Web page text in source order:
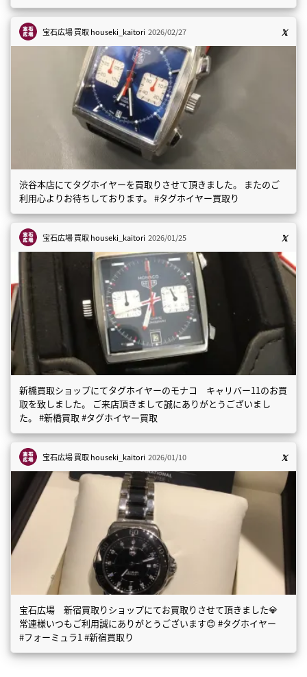
宝石広場 買取houseki_kaitori 2026/02/27
渋谷本店にてタグホイヤーを買取りさせて頂きました。 またのご
利用心よりお待ちしております。 #タグホイヤー買取り
宝石広場 買取houseki_kaitori 2026/01/25
新橋買取ショップにてタグホイヤーのモナコ キャリバー11のお買
取を致しました。 ご来店頂きまして誠にありがとうございまし
た。 #新橋買取 #タグホイヤー買取
宝石広場 買取houseki_kaitori 2026/01/10
宝石広場 新宿買取りショップにてお買取りさせて頂きました💎
常連様いつもご利用誠にありがとうございます😊 #タグホイヤー
#フォーミュラ1 #新宿買取り